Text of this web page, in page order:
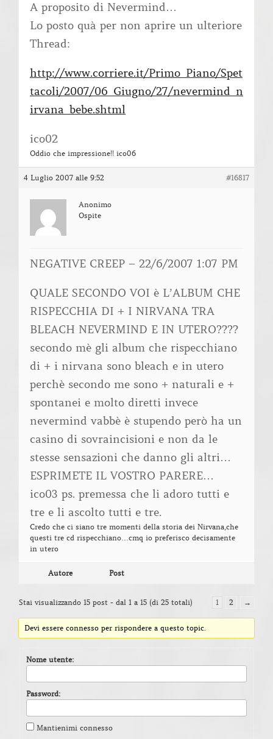
A proposito di Nevermind…
Lo posto quà per non aprire un ulteriore
Thread:
http://www.corriere.it/Primo_Piano/Spet
tacoli/2007/06_Giugno/27/nevermind_n
irvana_bebe.shtml
ico02
Oddio che impressione!! ico06
4 Luglio 2007 alle 9:52 #16817
Anonimo
Ospite
NEGATIVE CREEP – 22/6/2007 1:07 PM
QUALE SECONDO VOI è L’ALBUM CHE
RISPECCHIA DI + I NIRVANA TRA
BLEACH NEVERMIND E IN UTERO????
secondo mè gli album che rispecchiano
di + i nirvana sono bleach e in utero
perchè secondo me sono + naturali e +
spontanei e molto diretti invece
nevermind vabbè è stupendo però ha un
casino di sovraincisioni e non da le
stesse sensazioni che danno gli altri…
ESPRIMETE IL VOSTRO PARERE…
ico03 ps. premessa che li adoro tutti e
tre e li ascolto tutti e tre.
Credo che ci siano tre momenti della storia dei Nirvana,che
questi tre cd rispecchiano…cmq io preferisco decisamente
in utero
Autore Post
Stai visualizzando 15 post - dal 1 a 15 (di 25 totali) 1 2 →
Devi essere connesso per rispondere a questo topic.
Nome utente:
Password:
Mantienimi connesso